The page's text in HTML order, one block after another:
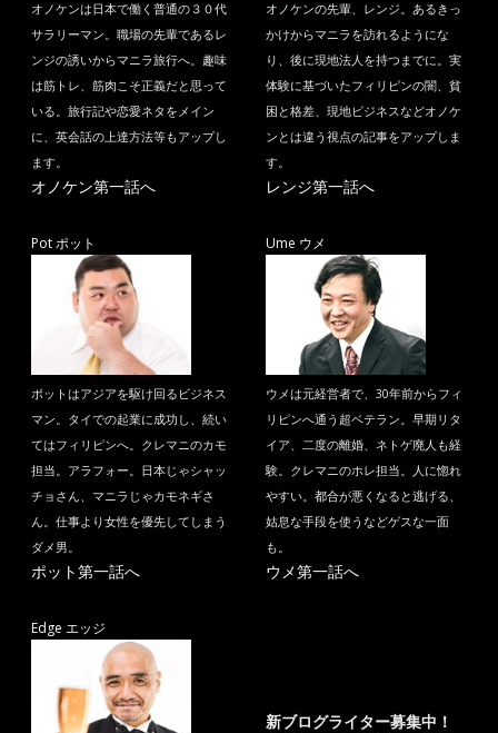
オノケンは日本で働く普通の３０代
サラリーマン。職場の先輩であるレ
ンジの誘いからマニラ旅行へ。趣味
は筋トレ、筋肉こそ正義だと思って
いる。旅行記や恋愛ネタをメイン
に、英会話の上達方法等もアップし
ます。
オノケン第一話へ
オノケンの先輩、レンジ。あるきっ
かけからマニラを訪れるようにな
り、後に現地法人を持つまでに。実
体験に基づいたフィリピンの闇、貧
困と格差、現地ビジネスなどオノケ
ンとは違う視点の記事をアップしま
す。
レンジ第一話へ
Pot ポット
ポットはアジアを駆け回るビジネス
マン。タイでの起業に成功し、続い
てはフィリピンへ。クレマニのカモ
担当。アラフォー。日本じゃシャッ
チョさん、マニラじゃカモネギさ
ん。仕事より女性を優先してしまう
ダメ男。
ポット第一話へ
Ume ウメ
ウメは元経営者で、30年前からフィ
リピンへ通う超ベテラン。早期リタ
イア、二度の離婚、ネトゲ廃人も経
験。クレマニのホレ担当。人に惚れ
やすい。都合が悪くなると逃げる、
姑息な手段を使うなどゲスな一面
も。
ウメ第一話へ
Edge エッジ
新ブログライター募集中！